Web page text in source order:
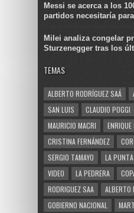
Messi se acerca a los
partidos necesitaría
Milei analiza congelar
Sturzenegger tras los
TEMAS
ALBERTO RODRÍGUEZ SAÁ
SAN LUIS
CLAUDIO POGGI
MAURICIO MACRI
CRISTINA FERNÁNDEZ
SERGIO TAMAYO
LA PUNTA
VIDEO
LA PEDRERA
RODRIGUEZ SAA
ALBERTO
GOBIERNO NACIONAL